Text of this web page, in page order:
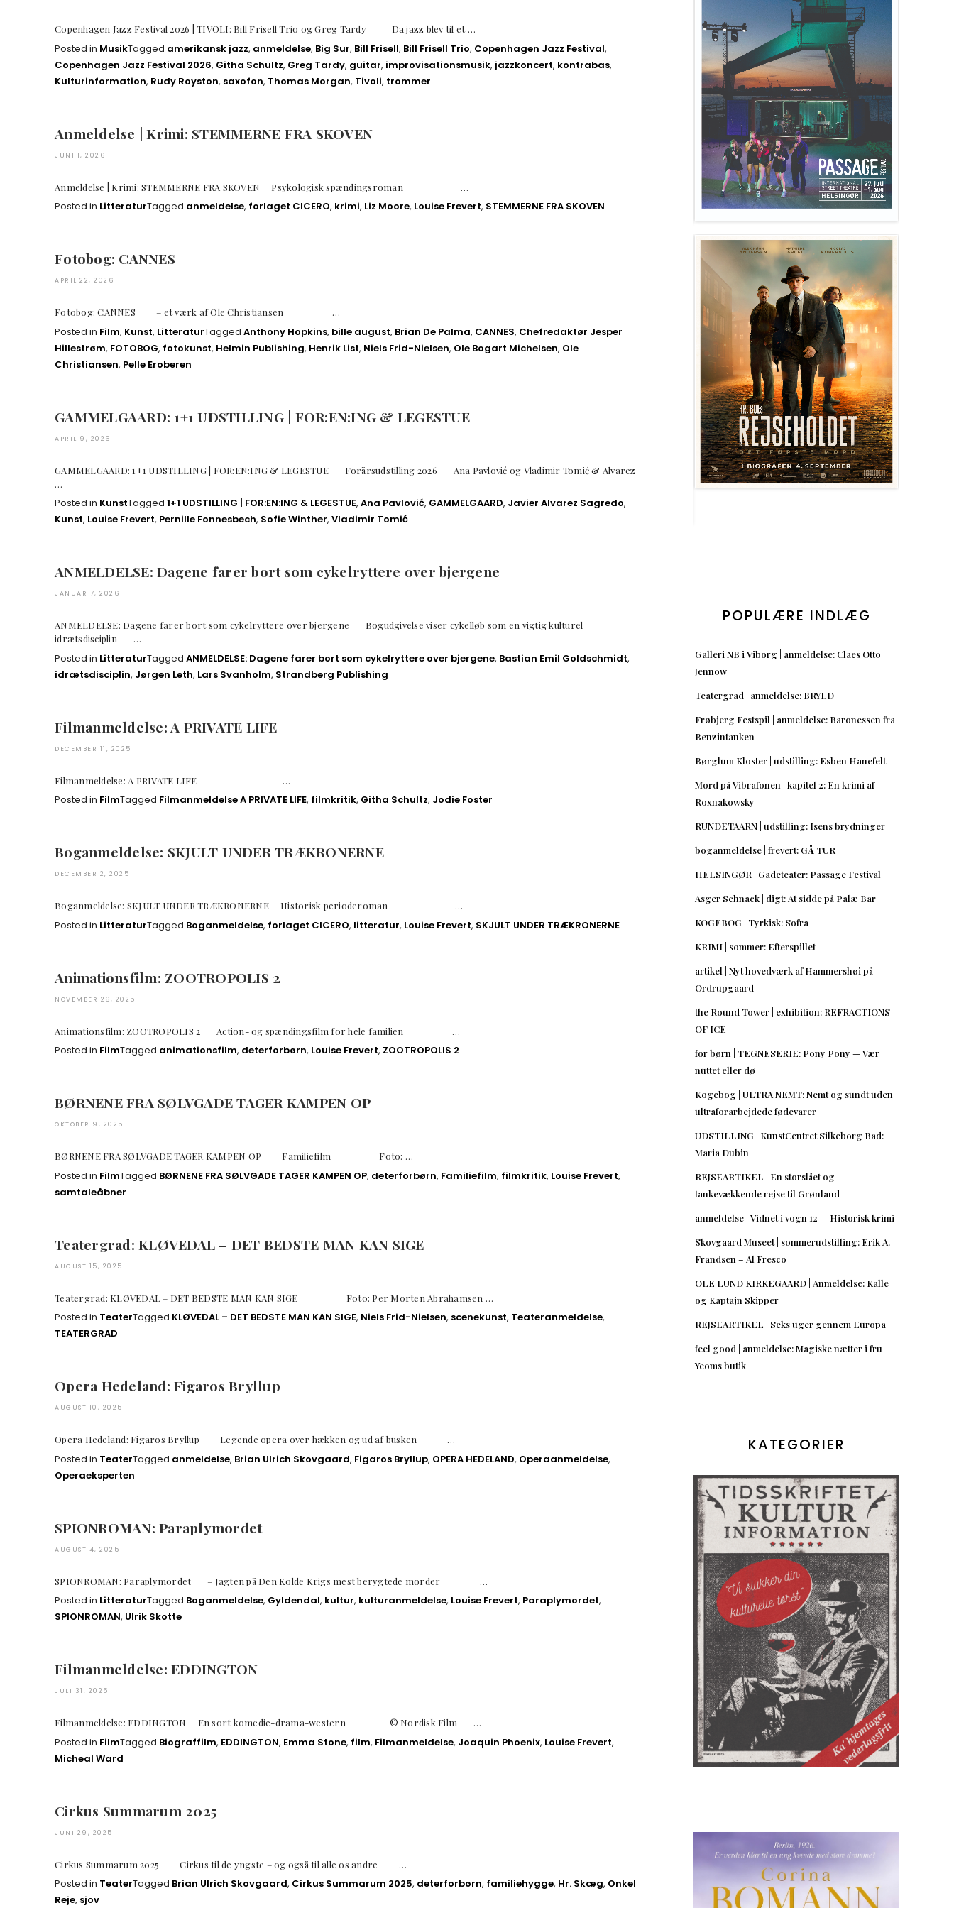
Copenhagen Jazz Festival 2026 | TIVOLI: Bill Frisell Trio og Greg Tardy Da jazz blev til et …
Posted in MusikTagged amerikansk jazz, anmeldelse, Big Sur, Bill Frisell, Bill Frisell Trio, Copenhagen Jazz Festival,
Copenhagen Jazz Festival 2026, Githa Schultz, Greg Tardy, guitar, improvisationsmusik, jazzkoncert, kontrabas,
Kulturinformation, Rudy Royston, saxofon, Thomas Morgan, Tivoli, trommer
Anmeldelse | Krimi: STEMMERNE FRA SKOVEN
JUNI 1, 2026
Anmeldelse | Krimi: STEMMERNE FRA SKOVEN Psykologisk spændingsroman …
Posted in LitteraturTagged anmeldelse, forlaget CICERO, krimi, Liz Moore, Louise Frevert, STEMMERNE FRA SKOVEN
Fotobog: CANNES
APRIL 22, 2026
Fotobog: CANNES – et værk af Ole Christiansen …
Posted in Film, Kunst, LitteraturTagged Anthony Hopkins, bille august, Brian De Palma, CANNES, Chefredaktør Jesper
Hillestrøm, FOTOBOG, fotokunst, Helmin Publishing, Henrik List, Niels Frid-Nielsen, Ole Bogart Michelsen, Ole
Christiansen, Pelle Eroberen
GAMMELGAARD: 1+1 UDSTILLING | FOR:EN:ING & LEGESTUE
APRIL 9, 2026
GAMMELGAARD: 1+1 UDSTILLING | FOR:EN:ING & LEGESTUE Forårsudstilling 2026 Ana Pavlović og Vladimir Tomić & Alvarez
…
Posted in KunstTagged 1+1 UDSTILLING | FOR:EN:ING & LEGESTUE, Ana Pavlović, GAMMELGAARD, Javier Alvarez Sagredo,
Kunst, Louise Frevert, Pernille Fonnesbech, Sofie Winther, Vladimir Tomić
ANMELDELSE: Dagene farer bort som cykelryttere over bjergene
JANUAR 7, 2026
ANMELDELSE: Dagene farer bort som cykelryttere over bjergene Bogudgivelse viser cykelløb som en vigtig kulturel
idrætsdisciplin …
Posted in LitteraturTagged ANMELDELSE: Dagene farer bort som cykelryttere over bjergene, Bastian Emil Goldschmidt,
idrætsdisciplin, Jørgen Leth, Lars Svanholm, Strandberg Publishing
Filmanmeldelse: A PRIVATE LIFE
DECEMBER 11, 2025
Filmanmeldelse: A PRIVATE LIFE …
Posted in FilmTagged Filmanmeldelse A PRIVATE LIFE, filmkritik, Githa Schultz, Jodie Foster
Boganmeldelse: SKJULT UNDER TRÆKRONERNE
DECEMBER 2, 2025
Boganmeldelse: SKJULT UNDER TRÆKRONERNE Historisk perioderoman …
Posted in LitteraturTagged Boganmeldelse, forlaget CICERO, litteratur, Louise Frevert, SKJULT UNDER TRÆKRONERNE
Animationsfilm: ZOOTROPOLIS 2
NOVEMBER 26, 2025
Animationsfilm: ZOOTROPOLIS 2 Action- og spændingsfilm for hele familien …
Posted in FilmTagged animationsfilm, deterforbørn, Louise Frevert, ZOOTROPOLIS 2
BØRNENE FRA SØLVGADE TAGER KAMPEN OP
OKTOBER 9, 2025
BØRNENE FRA SØLVGADE TAGER KAMPEN OP Familiefilm Foto: …
Posted in FilmTagged BØRNENE FRA SØLVGADE TAGER KAMPEN OP, deterforbørn, Familiefilm, filmkritik, Louise Frevert,
samtaleåbner
Teatergrad: KLØVEDAL – DET BEDSTE MAN KAN SIGE
AUGUST 15, 2025
Teatergrad: KLØVEDAL – DET BEDSTE MAN KAN SIGE Foto: Per Morten Abrahamsen …
Posted in TeaterTagged KLØVEDAL – DET BEDSTE MAN KAN SIGE, Niels Frid-Nielsen, scenekunst, Teateranmeldelse,
TEATERGRAD
Opera Hedeland: Figaros Bryllup
AUGUST 10, 2025
Opera Hedeland: Figaros Bryllup Legende opera over hækken og ud af busken …
Posted in TeaterTagged anmeldelse, Brian Ulrich Skovgaard, Figaros Bryllup, OPERA HEDELAND, Operaanmeldelse,
Operaeksperten
SPIONROMAN: Paraplymordet
AUGUST 4, 2025
SPIONROMAN: Paraplymordet – Jagten på Den Kolde Krigs mest berygtede morder …
Posted in LitteraturTagged Boganmeldelse, Gyldendal, kultur, kulturanmeldelse, Louise Frevert, Paraplymordet,
SPIONROMAN, Ulrik Skotte
Filmanmeldelse: EDDINGTON
JULI 31, 2025
Filmanmeldelse: EDDINGTON En sort komedie-drama-western © Nordisk Film …
Posted in FilmTagged Biograffilm, EDDINGTON, Emma Stone, film, Filmanmeldelse, Joaquin Phoenix, Louise Frevert,
Micheal Ward
Cirkus Summarum 2025
JUNI 29, 2025
Cirkus Summarum 2025 Cirkus til de yngste – og også til alle os andre …
Posted in TeaterTagged Brian Ulrich Skovgaard, Cirkus Summarum 2025, deterforbørn, familiehygge, Hr. Skæg, Onkel
Reje, sjov
POPULÆRE INDLÆG
Galleri NB i Viborg | anmeldelse: Claes Otto
Jennow
Teatergrad | anmeldelse: BRYLD
Frøbjerg Festspil | anmeldelse: Baronessen fra
Benzintanken
Børglum Kloster | udstilling: Esben Hanefelt
Mord på Vibrafonen | kapitel 2: En krimi af
Roxnakowsky
RUNDETAARN | udstilling: Isens brydninger
boganmeldelse | frevert: GÅ TUR
HELSINGØR | Gadeteater: Passage Festival
Asger Schnack | digt: At sidde på Palæ Bar
KOGEBOG | Tyrkisk: Sofra
KRIMI | sommer: Efterspillet
artikel | Nyt hovedværk af Hammershøi på
Ordrupgaard
the Round Tower | exhibition: REFRACTIONS
OF ICE
for børn | TEGNESERIE: Pony Pony — Vær
nuttet eller dø
Kogebog | ULTRA NEMT: Nemt og sundt uden
ultraforarbejdede fødevarer
UDSTILLING | KunstCentret Silkeborg Bad:
Maria Dubin
REJSEARTIKEL | En storslået og
tankevækkende rejse til Grønland
anmeldelse | Vidnet i vogn 12 — Historisk krimi
Skovgaard Museet | sommerudstilling: Erik A.
Frandsen – Al Fresco
OLE LUND KIRKEGAARD | Anmeldelse: Kalle
og Kaptajn Skipper
REJSEARTIKEL | Seks uger gennem Europa
feel good | anmeldelse: Magiske nætter i fru
Yeoms butik
KATEGORIER